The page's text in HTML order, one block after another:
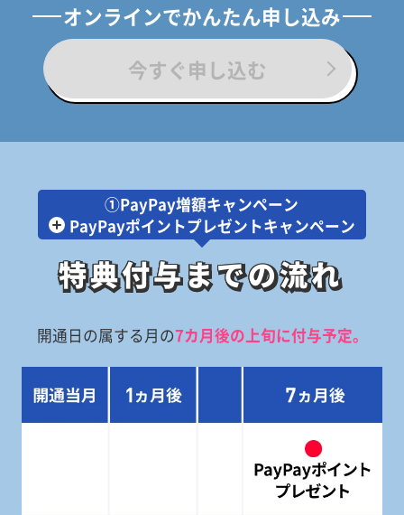
オンラインでかんたん申し込み
今すぐ申し込む
①PayPay増額キャンペーン
PayPayポイントプレゼントキャンペーン
特典付与までの流れ
特典付与までの流れ
開通日の属する月の7カ月後の上旬に付与予定。